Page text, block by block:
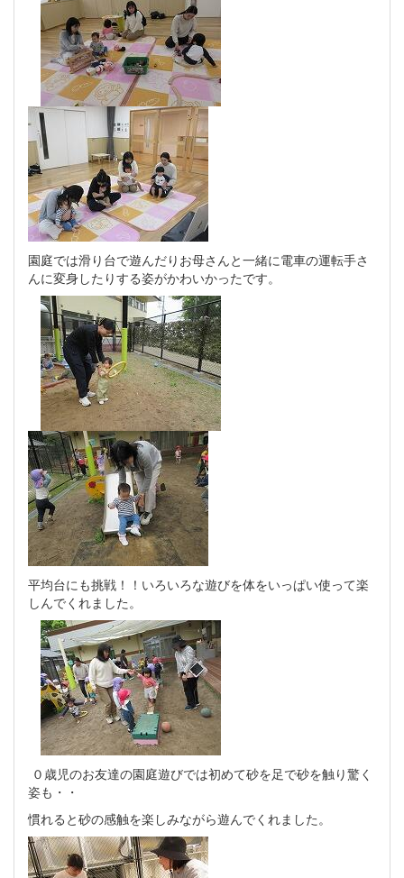
園庭では滑り台で遊んだりお母さんと一緒に電車の運転手さ
んに変身したりする姿がかわいかったです。
平均台にも挑戦！！いろいろな遊びを体をいっぱい使って楽
しんでくれました。
０歳児のお友達の園庭遊びでは初めて砂を足で砂を触り驚く
姿も・・
慣れると砂の感触を楽しみながら遊んでくれました。